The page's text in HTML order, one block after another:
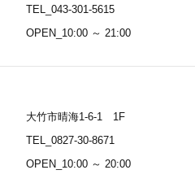
TEL_043-301-5615
OPEN_10:00 ～ 21:00
大竹市晴海1-6-1 1F
TEL_0827-30-8671
OPEN_10:00 ～ 20:00